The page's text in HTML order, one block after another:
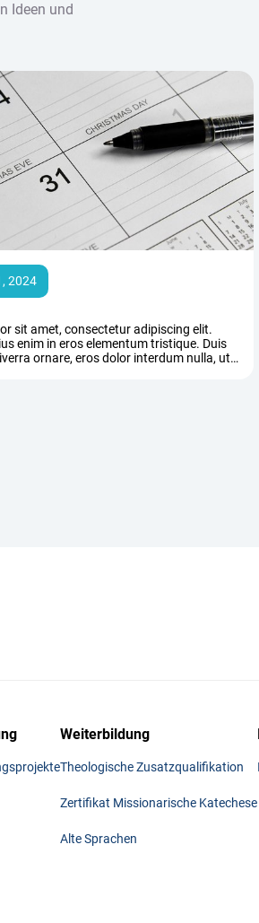
Ideen und
2024
sit amet, consectetur adipiscing elit.
enim in eros elementum tristique. Duis
ornare, eros dolor interdum nulla, ut
Weiterbildung
Theologische Zusatzqualifikation
Zertifikat Missionarische Katechese
Alte Sprachen